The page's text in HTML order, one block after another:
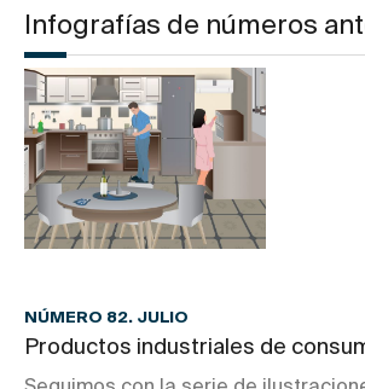
Infografías de números
NÚMERO 82. JULIO
Productos industriales de